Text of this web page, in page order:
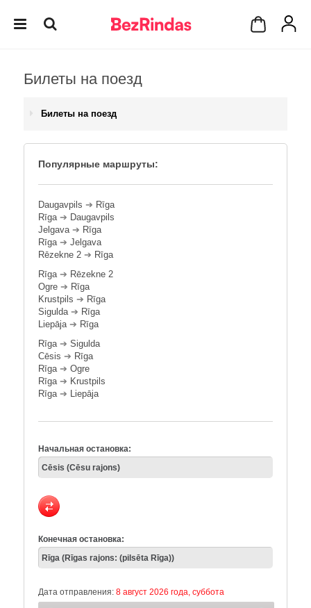
Билеты на поезд
Билеты на поезд
Популярные маршруты:
Daugavpils ➔ Rīga
Rīga➔ Daugavpils
Jelgava➔ Rīga
Rīga➔ Jelgava
Rēzekne 2 ➔ Rīga
Rīga➔ Rēzekne 2
Ogre ➔ Rīga
Krustpils ➔ Rīga
Sigulda➔ Rīga
Liepāja➔ Rīga
Rīga➔ Sigulda
Cēsis ➔ Rīga
Rīga➔ Ogre
Rīga➔ Krustpils
Rīga➔ Liepāja
Начальная остановка:
Конечная остановка:
Дата отправления: 8 август 2026 года, суббота